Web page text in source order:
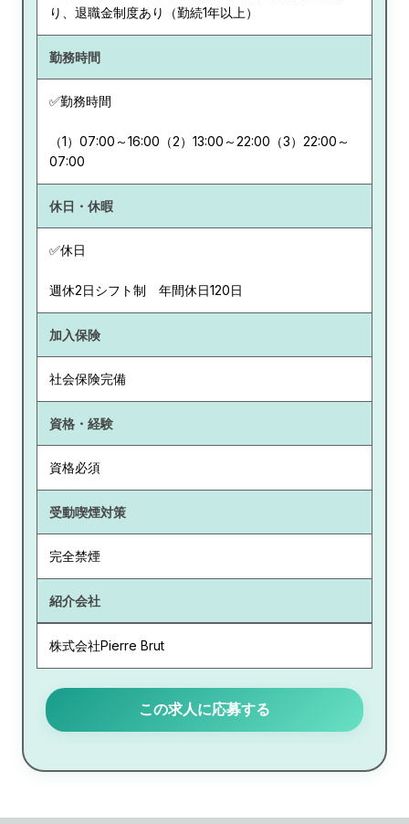
り、退職金制度あり（勤続1年以上）
勤務時間
✅勤務時間
（1）07:00～16:00（2）13:00～22:00（3）22:00～
07:00
休日・休暇
✅休日
週休2日シフト制 年間休日120日
加入保険
社会保険完備
資格・経験
資格必須
受動喫煙対策
完全禁煙
紹介会社
株式会社Pierre Brut
この求人に応募する